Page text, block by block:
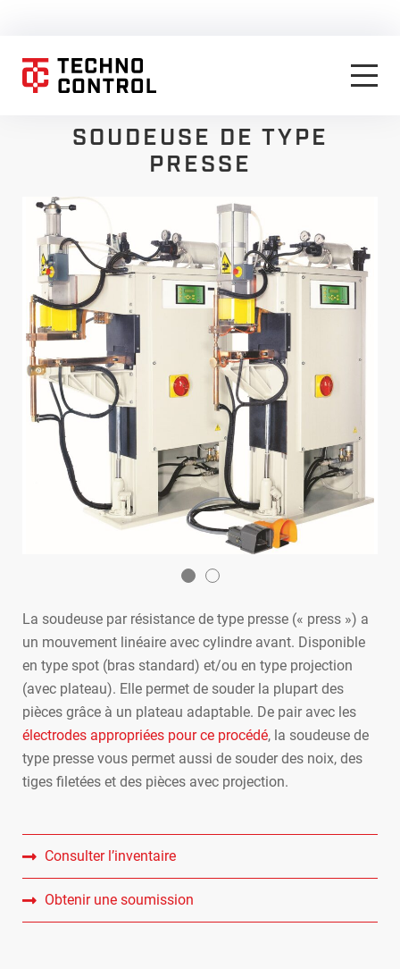
SOUDEUSE DE TYPE
PRESSE
La soudeuse par résistance de type presse (« press ») a
un mouvement linéaire avec cylindre avant. Disponible
en type spot (bras standard) et/ou en type projection
(avec plateau). Elle permet de souder la plupart des
pièces grâce à un plateau adaptable. De pair avec les
électrodes appropriées pour ce procédé, la soudeuse de
type presse vous permet aussi de souder des noix, des
tiges filetées et des pièces avec projection.
Consulter l’inventaire
Obtenir une soumission